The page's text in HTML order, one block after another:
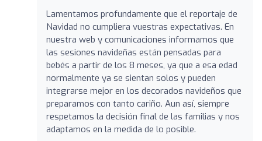
Lamentamos profundamente que el reportaje de
Navidad no cumpliera vuestras expectativas. En
nuestra web y comunicaciones informamos que
las sesiones navideñas están pensadas para
bebés a partir de los 8 meses, ya que a esa edad
normalmente ya se sientan solos y pueden
integrarse mejor en los decorados navideños que
preparamos con tanto cariño. Aun así, siempre
respetamos la decisión final de las familias y nos
adaptamos en la medida de lo posible.